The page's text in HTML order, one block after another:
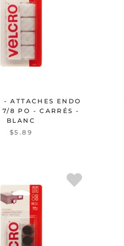
- ATTACHES ENDO
7/8 PO - CARRÉS -
BLANC
$5.89